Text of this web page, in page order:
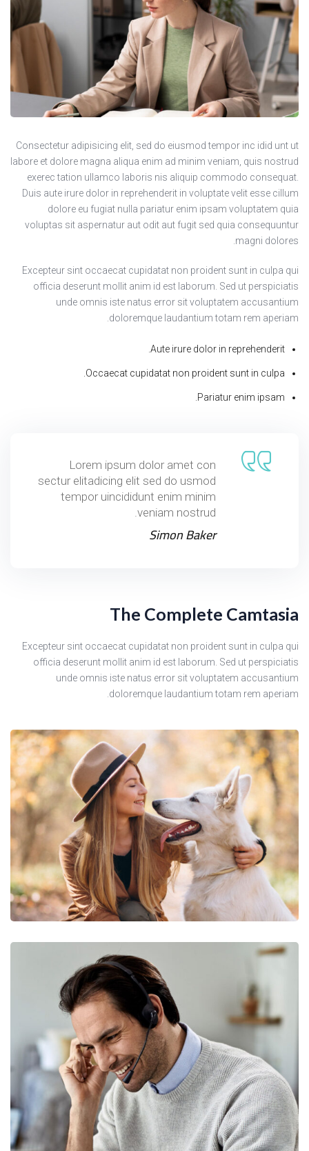
Consectetur adipisicing elit, sed do eiusmod tempor inc idid unt ut
labore et dolore magna aliqua enim ad minim veniam, quis nostrud
exerec tation ullamco laboris nis aliquip commodo consequat.
Duis aute irure dolor in reprehenderit in voluptate velit esse cillum
dolore eu fugiat nulla pariatur enim ipsam voluptatem quia
voluptas sit aspernatur aut odit aut fugit sed quia consequuntur
magni dolores.
Excepteur sint occaecat cupidatat non proident sunt in culpa qui
officia deserunt mollit anim id est laborum. Sed ut perspiciatis
unde omnis iste natus error sit voluptatem accusantium
doloremque laudantium totam rem aperiam.
Aute irure dolor in reprehenderit.
Occaecat cupidatat non proident sunt in culpa.
Pariatur enim ipsam.
Lorem ipsum dolor amet con
sectur elitadicing elit sed do usmod
tempor uincididunt enim minim
veniam nostrud.
Simon Baker
The Complete Camtasia
Excepteur sint occaecat cupidatat non proident sunt in culpa qui
officia deserunt mollit anim id est laborum. Sed ut perspiciatis
unde omnis iste natus error sit voluptatem accusantium
doloremque laudantium totam rem aperiam.